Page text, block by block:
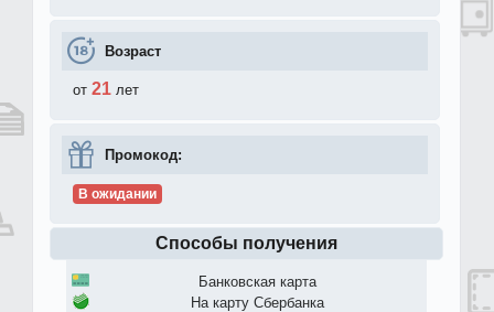
Возраст
от 21 лет
Промокод:
В ожидании
Способы получения
Банковская карта
На карту Сбербанка